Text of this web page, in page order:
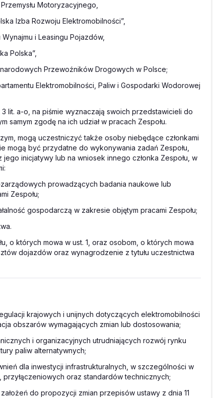
Motoryzacyjnego,
Izba Rozwoju Elektromobilności”,
i Leasingu Pojazdów,
Polska”,
Przewoźników Drogowych w Polsce;
Elektromobilności, Paliw i Gospodarki Wodorowej
lit. a-o, na piśmie wyznaczają swoich przedstawicieli do
samym zgodę na ich udział w pracach Zespołu.
mogą uczestniczyć także osoby niebędące członkami
mogą być przydatne do wykonywania zadań Zespołu,
inicjatywy lub na wniosek innego członka Zespołu, w
prowadzących badania naukowe lub
Zespołu;
gospodarczą w zakresie objętym pracami Zespołu;
o których mowa w ust. 1, oraz osobom, o których mowa
dojazdów oraz wynagrodzenie z tytułu uczestnictwa
krajowych i unijnych dotyczących elektromobilności
obszarów wymagających zmian lub dostosowania;
i organizacyjnych utrudniających rozwój rynku
paliw alternatywnych;
dla inwestycji infrastrukturalnych, w szczególności w
oraz standardów technicznych;
do propozycji zmian przepisów ustawy z dnia 11